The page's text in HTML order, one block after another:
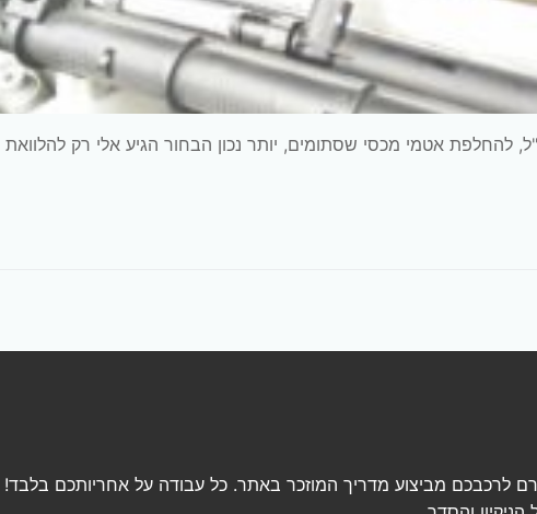
להחלפת אטמי מכסי שסתומים, יותר נכון הבחור הגיע אלי רק להלוואת
לרכבכם מביצוע מדריך המוזכר באתר. כל עבודה על אחריותכם בלבד!